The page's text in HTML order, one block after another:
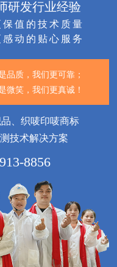
研发行业经验
值的技术质量
动的贴心服务
品质，我们更可靠；
微笑，我们更真诚！
、织唛印唛商标
技术解决方案
8856